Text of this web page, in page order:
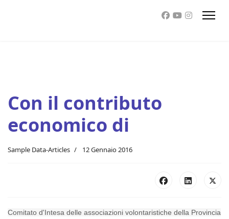
Con il contributo
economico di
Sample Data-Articles 12 Gennaio 2016
Comitato d'Intesa delle associazioni volontaristiche della Provincia